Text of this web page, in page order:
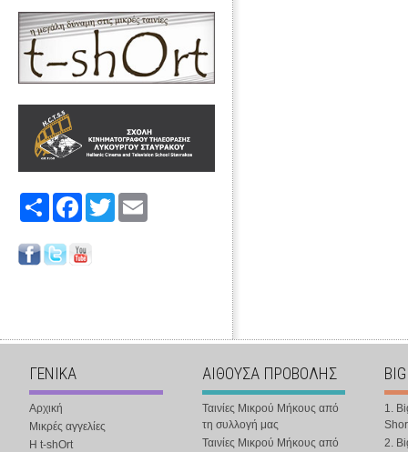
Share FacebookTwitter
ΓΕΝΙΚΑ
Αρχική
Μικρές αγγελίες
Η t-shOrt
ΑΙΘΟΥΣΑ ΠΡΟΒΟΛΗΣ
Ταινίες Μικρού Μήκους από
τη συλλογή μας
Ταινίες Μικρού Μήκους από
1.
2.